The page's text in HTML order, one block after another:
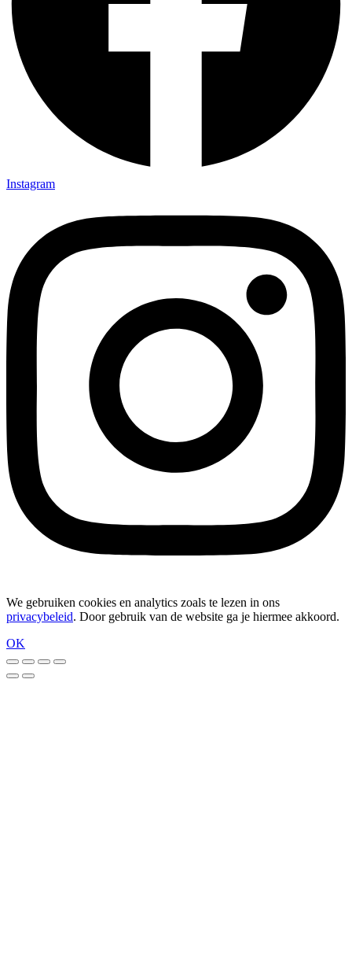
Instagram
We gebruiken cookies en analytics zoals te lezen in ons
privacybeleid. Door gebruik van de website ga je hiermee akkoord.
OK